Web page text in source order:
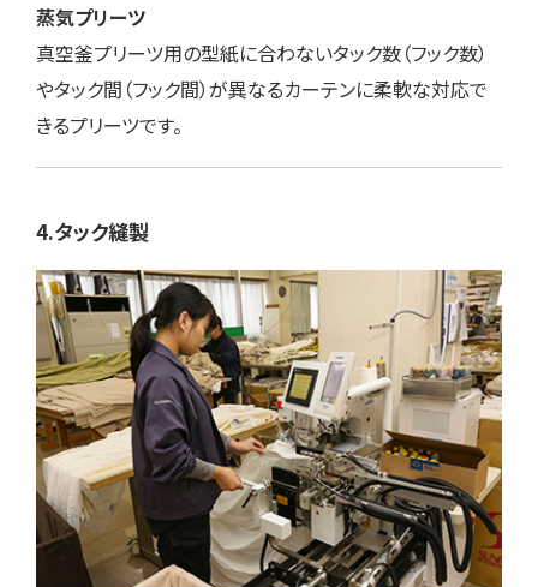
蒸気プリーツ
真空釜プリーツ用の型紙に合わないタック数（フック数）
やタック間（フック間）が異なるカーテンに柔軟な対応で
きるプリーツです。
4.タック縫製